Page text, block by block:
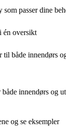
passer dine
én oversikt
til både innendørs
innendørs og
og se eksempler